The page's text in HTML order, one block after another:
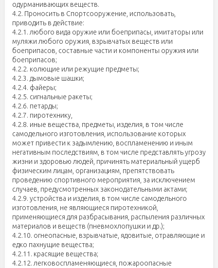
одурманивающих веществ.
4.2. Проносить в Спортсооружение, использовать,
приводить в действие:
4.2.1. любого вида оружие или боеприпасы, имитаторы или
муляжи любого оружия, взрывчатых веществ или
боеприпасов, составные части и компоненты оружия или
боеприпасов;
4.2.2. колющие или режущие предметы;
4.2.3. дымовые шашки;
4.2.4. файеры;
4.2.5. сигнальные ракеты;
4.2.6. петарды;
4.2.7. пиротехнику,
4.2.8. иные вещества, предметы, изделия, в том числе
самодельного изготовления, использование которых
может привести к задымлению, воспламенению и иным
негативным последствиям, в том числе представлять угрозу
жизни и здоровью людей, причинять материальный ущерб
физическим лицам, организациям, препятствовать
проведению спортивного мероприятия, за исключением
случаев, предусмотренных законодательными актами;
4.2.9. устройства и изделия, в том числе самодельного
изготовления, не являющиеся пиротехникой,
применяющиеся для разбрасывания, распыления различных
материалов и веществ (пневмохлопушки и др.);
4.2.10. огнеопасные, взрывчатые, ядовитые, отравляющие и
едко пахнущие вещества;
4.2.11. красящие вещества;
4.2.12. легковоспламеняющиеся, пожароопасные